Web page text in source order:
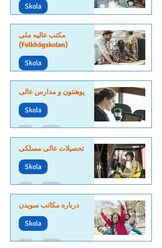
Skola
مکتب عالیه ملی
(Folkhögskolan)
Skola
پوهنتون و مدارس عالی
Skola
تحصیلات عالی مسلکی
Skola
درباره مکاتب سویدن
Skola